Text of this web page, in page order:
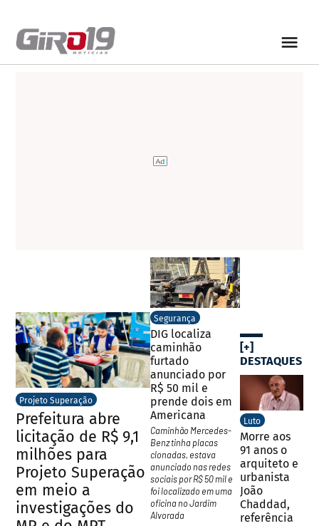
Projeto Superação
Prefeitura abre
licitação de R$ 9,1
milhões para
Projeto Superação
em meio a
investigações do
Segurança
DIG localiza
caminhão
furtado
anunciado por
R$ 50 mil e
prende dois em
Americana
Caminhão Mercedes-
Benz tinha placas
clonadas, estava
anunciado nas redes
sociais por R$ 50 mil e
foi localizado em uma
oficina no Jardim
Alvorada
[+]
DESTAQUES
Luto
Morre aos
91 anos o
arquiteto e
urbanista
João
Chaddad,
referência